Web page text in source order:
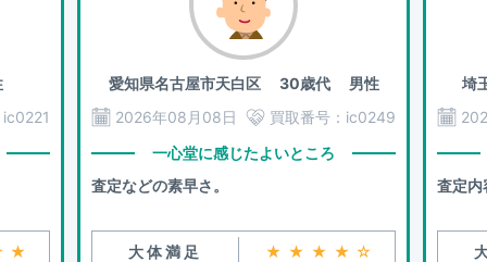
ic0221
愛知県名古屋市天白区30歳代 男性
2026年08月08日
買取番号： ic0249
一心堂に感じたよいところ
査定などの素早さ。
大体満足 ★★★★☆
埼
査定内